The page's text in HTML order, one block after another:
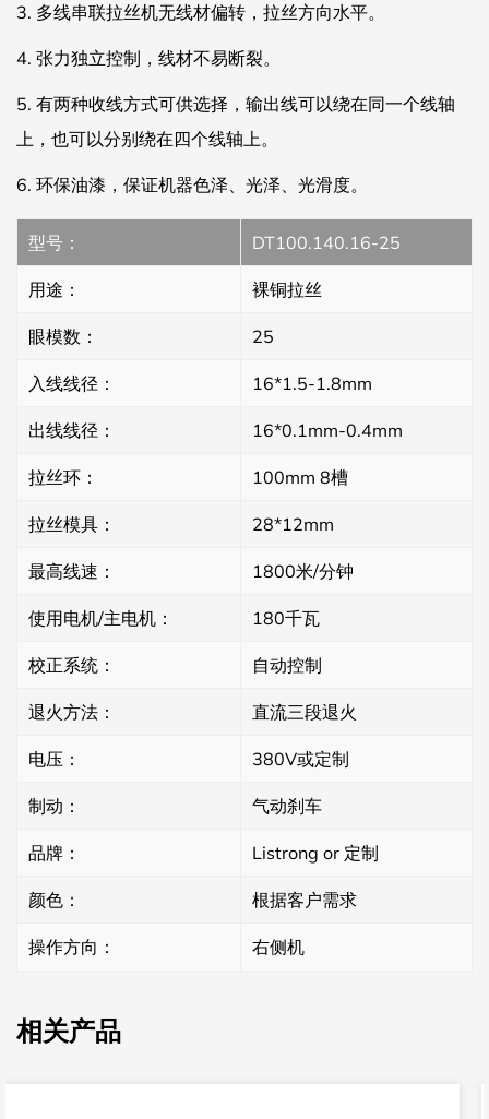
3. 多线串联拉丝机无线材偏转，拉丝方向水平。
4. 张力独立控制，线材不易断裂。
5. 有两种收线方式可供选择，输出线可以绕在同一个线轴
上，也可以分别绕在四个线轴上。
6. 环保油漆，保证机器色泽、光泽、光滑度。
型号： DT100.140.16-25
用途： 裸铜拉丝
眼模数： 25
入线线径： 16*1.5-1.8mm
出线线径： 16*0.1mm-0.4mm
拉丝环： 100mm 8槽
拉丝模具： 28*12mm
最高线速： 1800米/分钟
使用电机/主电机： 180千瓦
校正系统： 自动控制
退火方法： 直流三段退火
电压： 380V或定制
制动： 气动刹车
品牌： Listrong or 定制
颜色： 根据客户需求
操作方向： 右侧机
相关产品